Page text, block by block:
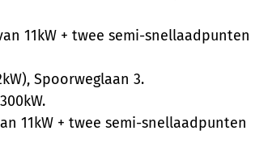
11kW + twee semi-snellaadpunten
Spoorweglaan 3.
11kW + twee semi-snellaadpunten